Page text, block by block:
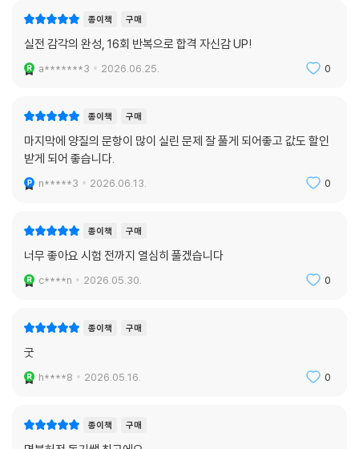
종이책 구매
실전 감각의 완성, 16회 반복으로 합격 자신감 UP!
a*******3 2026.06.25. 0
종이책 구매
마지막에 양질의 문항이 많이 실린 문제 잘 풀게 되어좋고 값도 할인
받게 되어 좋습니다.
n*****3 2026.06.13. 0
종이책 구매
너무 좋아요 시험 전까지 열심히 풀겠습니다
c****n 2026.05.30. 0
종이책 구매
굿
h****8 2026.05.16. 0
종이책 구매